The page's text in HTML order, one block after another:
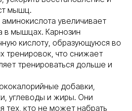
мышц.
аминокислота увеличивает
в мышцах. Карнозин
кислоту, образующуюся во
тренировок, что снижает
тренироваться дольше и
добавки,
углеводы и жиры. Они
тех, кто не может набрать